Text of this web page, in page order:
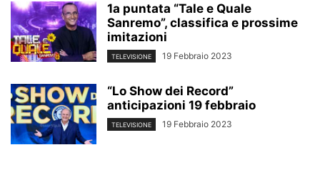
1a puntata “Tale e Quale
Sanremo”, classifica e prossime
imitazioni
TELEVISIONE 19 Febbraio 2023
“Lo Show dei Record”
anticipazioni 19 febbraio
TELEVISIONE 19 Febbraio 2023